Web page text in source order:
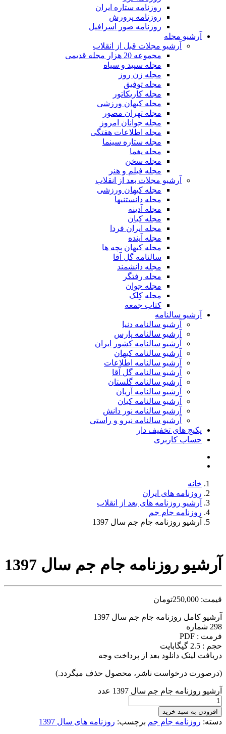
روزنامه ستاره ایران
روزنامه پرورش
روزنامه صور اسرافیل
آرشیو مجله
آرشیو مجلات قبل از انقلاب
مجموعه 20 هزار مجله قدیمی
مجله سپید و سیاه
مجله زن روز
مجله توفیق
مجله کاریکاتور
مجله کیهان ورزشی
مجله تهران مصور
مجله جوانان امروز
مجله اطلاعات هفتگی
مجله ستاره سینما
مجله یغما
مجله سخن
مجله فیلم و هنر
آرشیو مجلات بعد از انقلاب
مجله کیهان ورزشی
مجله دانستنیها
مجله آدینه
مجله کیان
مجله ایران فردا
مجله آینده
مجله کیهان بچه ها
سالنامه گل آقا
مجله دانشمند
مجله رفتگر
مجله جوان
مجله کِلک
کتاب جمعه
آرشیو سالنامه
آرشیو سالنامه دنیا
آرشیو سالنامه پارس
آرشیو سالنامه کشور ایران
آرشیو سالنامه کیهان
آرشیو سالنامه اطلاعات
آرشیو سالنامه گل آقا
آرشیو سالنامه گلستان
آرشیو سالنامه آریان
آرشیو سالنامه کیان
آرشیو سالنامه نور دانش
آرشیو سالنامه نیرو و راستی
پکیج های تخفیف دار
حساب کاربری
خانه
روزنامه های ایران
آرشیو روزنامه های بعد از انقلاب
روزنامه جام جم
آرشیو روزنامه جام جم سال 1397
آرشیو روزنامه جام جم سال 1397
قیمت: 250,000تومان
آرشیو کامل روزنامه جام جم سال 1397
298 شماره
فرمت : PDF
حجم : 2.5 گیگابایت
دریافت لینک دانلود بعد از پرداخت وجه
(درصورت درخواست ناشر، محصول حذف میگردد.)
آرشیو روزنامه جام جم سال 1397 عدد
افزودن به سبد خرید
دسته: روزنامه جام جم برچسب: روزنامه های سال 1397